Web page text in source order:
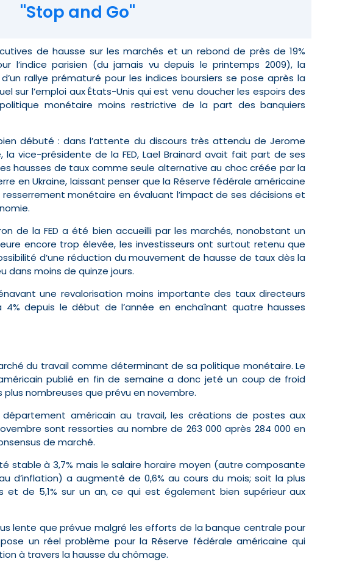
"Stop and Go" ­ ­ ­ ­ ­
de hausse sur les marchés et un rebond de près de 19%
l’indice parisien (du jamais vu depuis le printemps 2009), la
rallye prématuré pour les indices boursiers se pose après la
sur l’emploi aux États-Unis qui est venu doucher les espoirs des
monétaire moins restrictive de la part des banquiers
débuté : dans l’attente du discours très attendu de Jerome
la vice-présidente de la FED, Lael Brainard avait fait part de ses
hausses de taux comme seule alternative au choc créée par la
en Ukraine, laissant penser que la Réserve fédérale américaine
monétaire en évaluant l’impact de ses décisions et
de la FED a été bien accueilli par les marchés, nonobstant un
encore trop élevée, les investisseurs ont surtout retenu que
d’une réduction du mouvement de hausse de taux dès la
dans moins de quinze jours.
une revalorisation moins importante des taux directeurs
4% depuis le début de l’année en enchaînant quatre hausses
du travail comme déterminant de sa politique monétaire. Le
publié en fin de semaine a donc jeté un coup de froid
nombreuses que prévu en novembre.
américain au travail, les créations de postes aux
sont ressorties au nombre de 263 000 après 284 000 en
de marché.
stable à 3,7% mais le salaire horaire moyen (autre composante
d’inflation) a augmenté de 0,6% au cours du mois; soit la plus
et de 5,1% sur un an, ce qui est également bien supérieur aux
lente que prévue malgré les efforts de la banque centrale pour
un réel problème pour la Réserve fédérale américaine qui
à travers la hausse du chômage.